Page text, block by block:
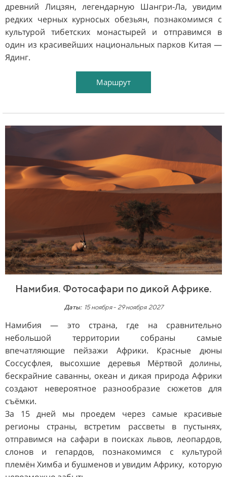
древний Лицзян, легендарную Шангри-Ла, увидим
редких черных курносых обезьян, познакомимся с
культурой тибетских монастырей и отправимся в
один из красивейших национальных парков Китая —
Ядинг.
Маршрут
Намибия. Фотосафари по дикой Африке.
Даты: 15 ноября- 29 ноября 2027
Намибия — это страна, где на сравнительно
небольшой территории собраны самые
впечатляющие пейзажи Африки. Красные дюны
Соссусфлея, высохшие деревья Мёртвой долины,
бескрайние саванны, океан и дикая природа Африки
создают невероятное разнообразие сюжетов для
съёмки.
За 15 дней мы проедем через самые красивые
регионы страны, встретим рассветы в пустынях,
отправимся на сафари в поисках львов, леопардов,
слонов и гепардов, познакомимся с культурой
племён Химба и бушменов и увидим Африку, которую